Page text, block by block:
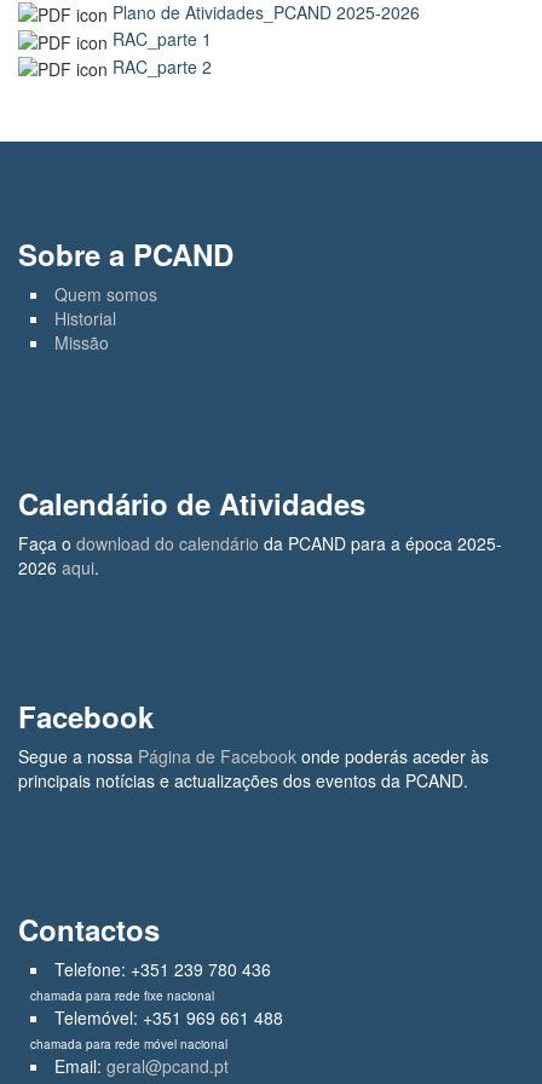
Plano de Atividades_PCAND 2025-2026
RAC_parte 1
RAC_parte 2
Sobre a PCAND
Quem somos
Historial
Missão
Calendário de Atividades
Faça o download do calendário da PCAND para a época 2025-
2026 aqui.
Facebook
Segue a nossa Página de Facebook onde poderás aceder às
principais notícias e actualizações dos eventos da PCAND.
Contactos
Telefone: +351 239 780 436
chamada para rede fixe nacional
Telemóvel: +351 969 661 488
chamada para rede móvel nacional
Email: geral@pcand.pt